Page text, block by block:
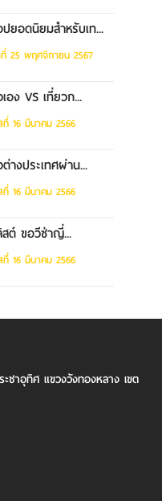
ยอดนิยมสำหรับเท...
25 พฤศจิกายน 2567
อง VS เที่ยวก...
16 มีนาคม 2566
างประเทศผ่าน...
16 มีนาคม 2566
สต์ ขอวีซ่าญี่...
16 มีนาคม 2566
ชาอุทิศ แขวงวังทองหลาง เขต